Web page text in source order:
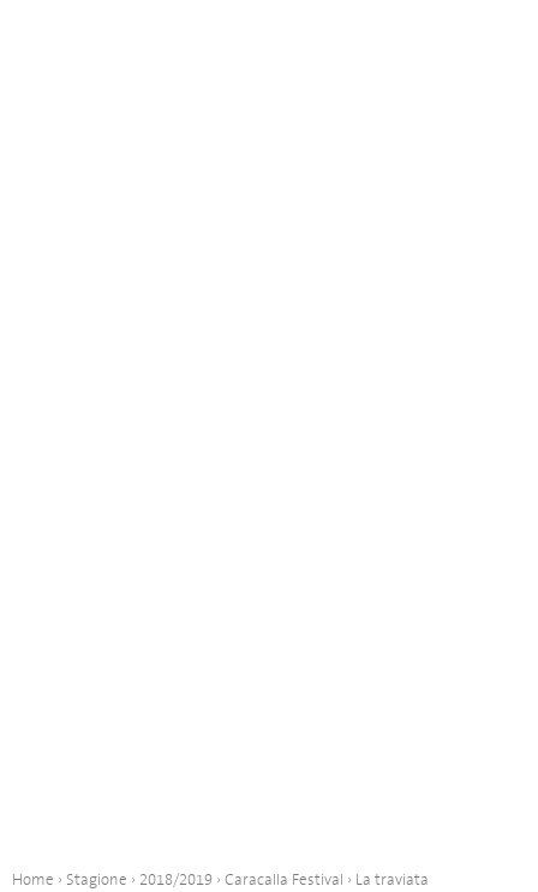
Home › Stagione › 2018/2019 › Caracalla Festival › La traviata